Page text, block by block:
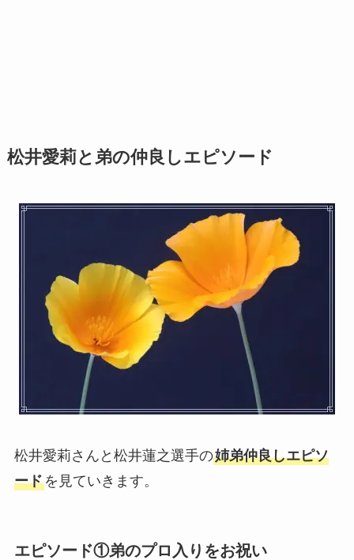
松井愛莉と弟の仲良しエピソード
松井愛莉さんと松井蓮之選手の姉弟仲良しエピソ
ードを見ていきます。
エピソード①弟のプロ入りをお祝い